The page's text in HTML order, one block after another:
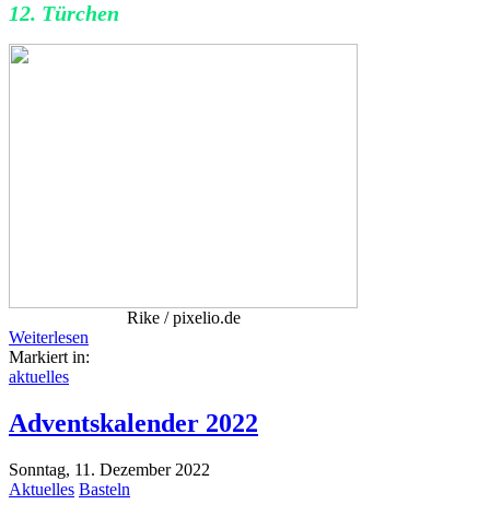
12. Türchen
Rike / pixelio.de
Weiterlesen
Markiert in:
aktuelles
Adventskalender 2022
Sonntag, 11. Dezember 2022
Aktuelles Basteln